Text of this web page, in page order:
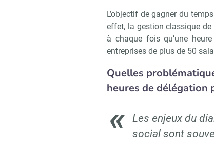
L’objectif de gagner du
effet, la gestion classique
à chaque fois qu’une
entreprises de plus de 50
Quelles
heures de délégation
Les enjeux du
social sont